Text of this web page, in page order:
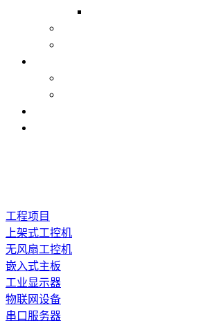
工程项目
上架式工控机
无风扇工控机
嵌入式主板
工业显示器
物联网设备
串口服务器